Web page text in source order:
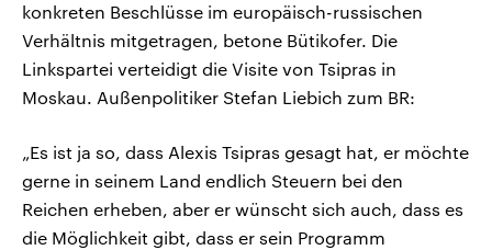
konkreten Beschlüsse im europäisch-russischen
Verhältnis mitgetragen, betone Bütikofer. Die
Linkspartei verteidigt die Visite von Tsipras in
Moskau. Außenpolitiker Stefan Liebich zum BR:
„Es ist ja so, dass Alexis Tsipras gesagt hat, er möchte
gerne in seinem Land endlich Steuern bei den
Reichen erheben, aber er wünscht sich auch, dass es
die Möglichkeit gibt, dass er sein Programm